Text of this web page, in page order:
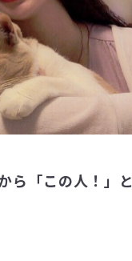
ら「この人！」と